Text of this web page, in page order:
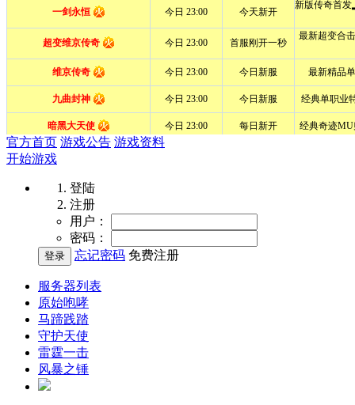
官方首页 游戏公告 游戏资料
开始游戏
登陆
注册
用户：
密码：
忘记密码 免费注册
服务器列表
原始咆哮
马蹄践踏
守护天使
雷霆一击
风暴之锤